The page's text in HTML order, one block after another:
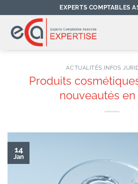
au
contenu
EXPERTS COMPTABLES
ACTUALITÉS,INFOS
Produits
nouveautés en
14
Jan